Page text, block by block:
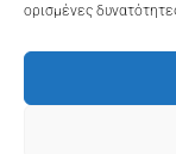
ορισμένες
ΤΡΟΠΟΙ